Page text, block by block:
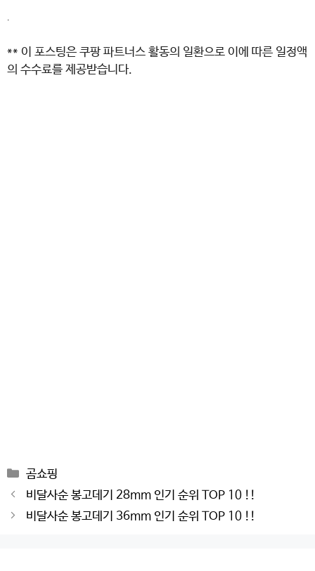
.
** 이 포스팅은 쿠팡 파트너스 활동의 일환으로 이에 따른 일정액
의 수수료를 제공받습니다.
Categories
곰쇼핑
Post
navigation
비달사순 봉고데기 28mm 인기 순위 TOP 10 !!
비달사순 봉고데기 36mm 인기 순위 TOP 10 !!